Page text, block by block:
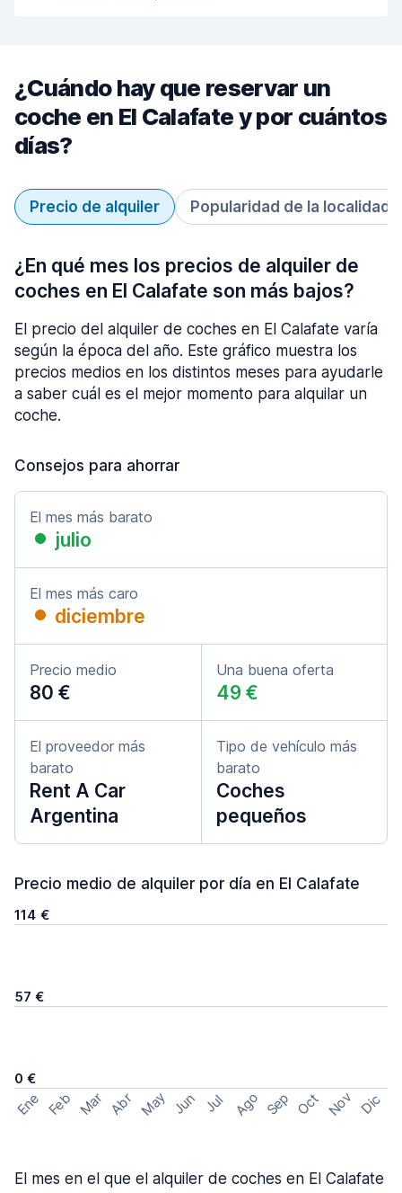
¿Cuándo hay que reservar un
coche en El Calafate y por cuántos
días?
Precio de alquiler Popularidad de la localidad
¿En qué mes los precios de alquiler de
coches en El Calafate son más bajos?
El precio del alquiler de coches en El Calafate varía
según la época del año. Este gráfico muestra los
precios medios en los distintos meses para ayudarle
a saber cuál es el mejor momento para alquilar un
coche.
Consejos para ahorrar
El mes más barato
julio
El mes más caro
diciembre
Precio medio
80 €
Una buena oferta
49 €
El proveedor más
barato
Rent A Car
Argentina
Tipo de vehículo más
barato
Coches
pequeños
Precio medio de alquiler por día en El Calafate
114 €
57 €
0 €
Ene Feb Mar Abr May Jun Jul Ago Sep Oct Nov Dic
El mes en el que el alquiler de coches en El Calafate